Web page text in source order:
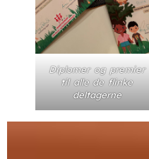
Diplomer og premier
til alle de flinke
deltagerne